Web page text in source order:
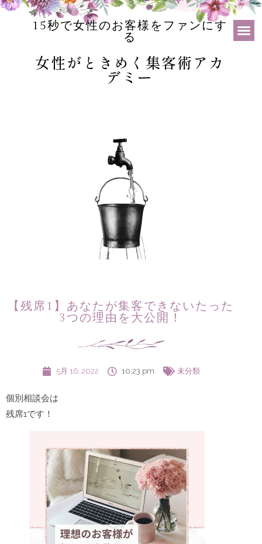
15秒で女性のお客様をファンにす
る
女性がときめく集客術アカ
デミー
【残席1】あなたが集客できないたった
3つの理由を大公開！
5月 16, 2022 10:23 pm 未分類
個別相談会は
残席1です！